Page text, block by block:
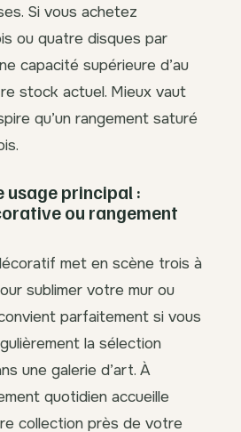
Si vous achetez
ou quatre disques par
capacité supérieure d’au
stock actuel. Mieux vaut
qu’un rangement saturé
principal :
ou rangement
met en scène trois à
sublimer votre mur ou
parfaitement si vous
la sélection
une galerie d’art. À
quotidien accueille
collection près de votre